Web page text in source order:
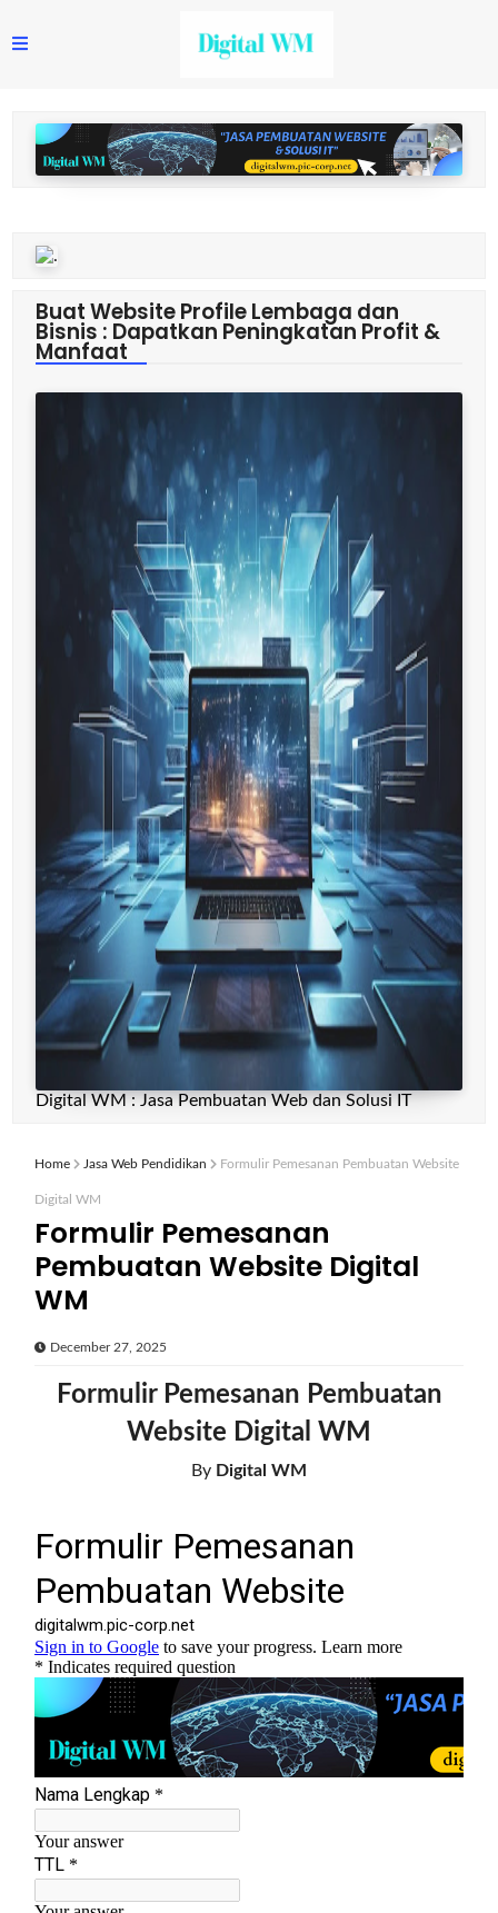
Buat Website Profile Lembaga dan
Bisnis : Dapatkan Peningkatan Profit &
Manfaat
Digital WM : Jasa Pembuatan Web dan Solusi IT
Home Jasa Web Pendidikan Formulir Pemesanan Pembuatan Website
Digital WM
Formulir Pemesanan
Pembuatan Website Digital
WM
December 27, 2025
Formulir Pemesanan Pembuatan
Website Digital WM
By Digital WM